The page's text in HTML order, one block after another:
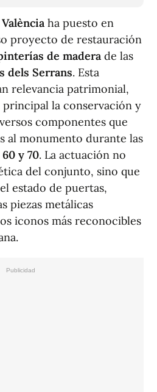
ha puesto en
proyecto de restauración
de madera de las
dels Serrans. Esta
relevancia patrimonial,
la conservación y
componentes que
al monumento durante las
y 70. La actuación no
del conjunto, sino que
estado de puertas,
piezas metálicas
iconos más reconocibles